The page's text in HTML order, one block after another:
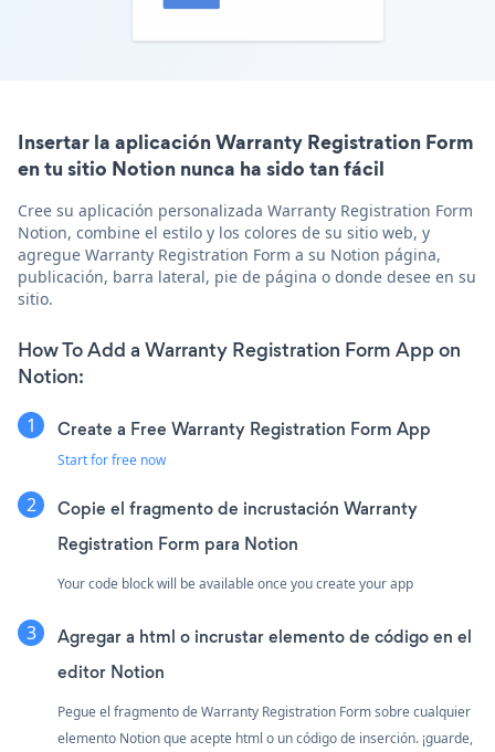
Insertar la aplicación Warranty Registration Form
en tu sitio Notion nunca ha sido tan fácil
Cree su aplicación personalizada Warranty Registration Form
Notion, combine el estilo y los colores de su sitio web, y
agregue Warranty Registration Form a su Notion página,
publicación, barra lateral, pie de página o donde desee en su
sitio.
How To Add a Warranty Registration Form App on
Notion:
Create a Free Warranty Registration Form App
Start for free now
Copie el fragmento de incrustación Warranty
Registration Form para Notion
Your code block will be available once you create your app
Agregar a html o incrustar elemento de código en el
editor Notion
Pegue el fragmento de Warranty Registration Form sobre cualquier
elemento Notion que acepte html o un código de inserción. ¡guarde,